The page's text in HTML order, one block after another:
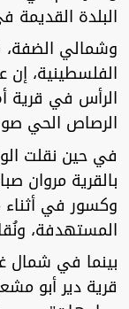
البلدة القديمة
وشمالي الضفة،
الفلسطينية،
الرأس في قرية
الرصاص الحي
في حين نقلت
بالقرية مروان
وكسور في أثناء
المستهدفة،
بينما في شمال
قرية دير أبو